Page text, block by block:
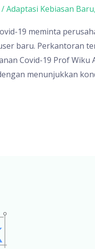
/Adaptasi Kebiasan Baru,
19 meminta
baru. Perkantoran
Covid-19 Prof
menunjukkan